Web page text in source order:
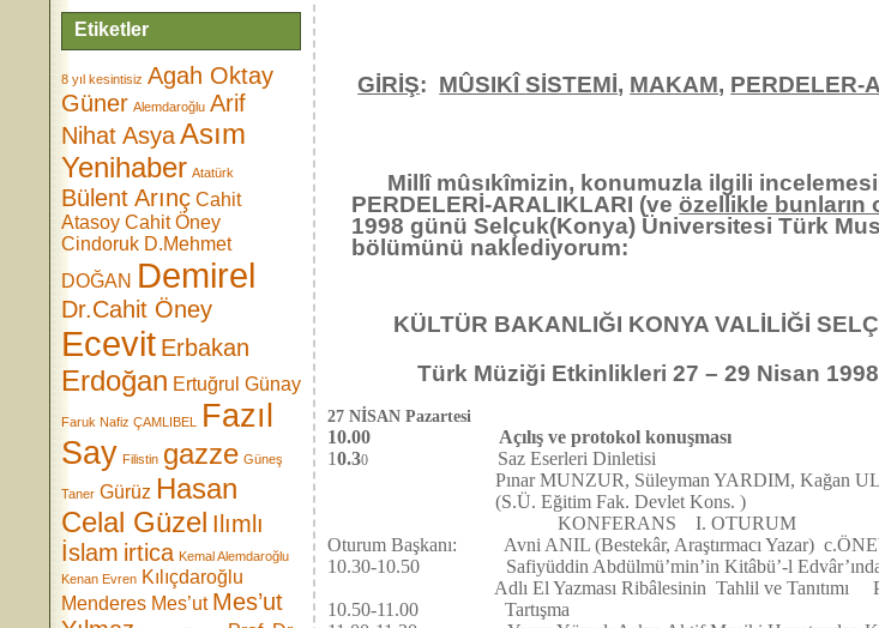
Etiketler
8 yıl kesintisiz Agah Oktay
Güner Alemdaroğlu Arif
Nihat AsyaAsım
Yenihaber Atatürk
Bülent Arınç Cahit
Atasoy Cahit Öney
Cindoruk D.Mehmet
DOĞAN Demirel
Dr.Cahit Öney
Ecevit Erbakan
Erdoğan Ertuğrul Günay
Faruk Nafiz ÇAMLIBEL
Fazıl
Say Filistin gazze Güneş
Taner Gürüz Hasan
Celal Güzel Ilımlı
İslam irtica Kemal Alemdaroğlu
Kenan Evren Kılıçdaroğlu
Menderes Mes’ut Mes’ut
GİRİŞ: MÛSIKÎ SİSTEMİ, MAKAM, PERDELER-
Millî mûsıkîmizin, konumuzla ilgili
PERDELERİ-ARALIKLARI (veözellikle bunların
1998 günü Selçuk(Konya) Üniversitesi Türk
bölümünü naklediyorum:
KÜLTÜR BAKANLIĞI KONYA VALİLİĞİ
Türk Müziği Etkinlikleri 27 – 29 Nisan
27 NİSAN Pazartesi
10.00 Açılış ve protokol konuşması
10.30
Saz Eserleri Dinletisi
Pınar MUNZUR, Süleyman YARDIM, Kağan
(S.Ü. Eğitim Fak. Devlet Kons. )
KONFERANS I. OTURUM
Oturum Başkanı: Avni ANIL (Bestekâr, Araştırmacı Yazar)
10.30-10.50 Safiyüddin Abdülmü’min’in Kitâbü’-l
Adlı El Yazması Ribâlesinin Tahlil ve Tanıtımı Prof.
10.50-11.00 Tartışma